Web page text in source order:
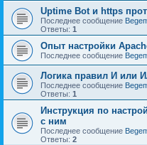
Uptime Bot и https
Последнее сообщение
Ответы: 1
Опыт настройки
Последнее сообщение
Логика правил И или
Последнее сообщение
Ответы: 1
Инструкция по
с ним
Последнее сообщение
Ответы: 2